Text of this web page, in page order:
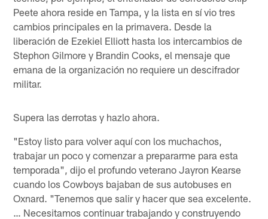
Peete ahora reside en Tampa, y la lista en sí vio tres
cambios principales en la primavera. Desde la
liberación de Ezekiel Elliott hasta los intercambios de
Stephon Gilmore y Brandin Cooks, el mensaje que
emana de la organización no requiere un descifrador
militar.
Supera las derrotas y hazlo ahora.
"Estoy listo para volver aquí con los muchachos,
trabajar un poco y comenzar a prepararme para esta
temporada", dijo el profundo veterano Jayron Kearse
cuando los Cowboys bajaban de sus autobuses en
Oxnard. "Tenemos que salir y hacer que sea excelente.
… Necesitamos continuar trabajando y construyendo